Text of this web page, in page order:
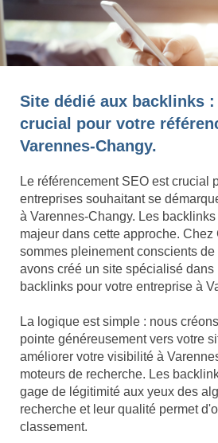
Site dédié aux backlinks
crucial pour votre
Varennes-Changy.
Le référencement SEO est crucial
entreprises souhaitant se
à Varennes-Changy. Les
majeur dans cette approche. Chez
sommes pleinement conscients
avons créé un site spécialisé
backlinks pour votre entreprise à
La logique est simple : nous
pointe généreusement vers votre
améliorer votre visibilité à
moteurs de recherche. Les
gage de légitimité aux yeux des
recherche et leur qualité permet
classement.